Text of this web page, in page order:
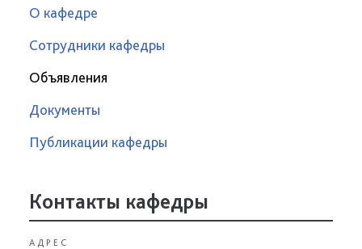
О кафедре
Сотрудники кафедры
Объявления
Документы
Публикации кафедры
Контакты кафедры
АДРЕС